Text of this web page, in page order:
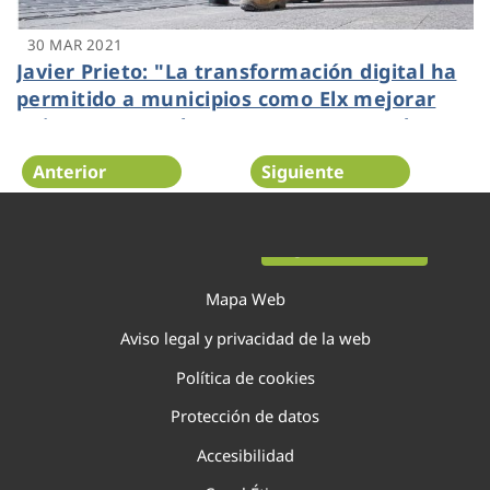
30 MAR 2021
Javier Prieto: "La transformación digital ha
permitido a municipios como Elx mejorar
quince puntos el agua que se aprovecha en
menos de veinte años"
Anterior Siguiente
Mapa Web
Aviso legal y privacidad de la web
Política de cookies
Protección de datos
Accesibilidad